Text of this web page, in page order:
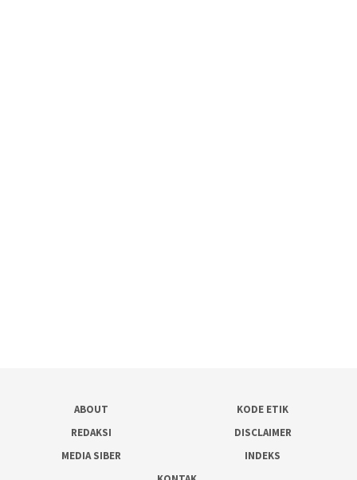
ABOUT
KODE ETIK
REDAKSI
DISCLAIMER
MEDIA SIBER
INDEKS